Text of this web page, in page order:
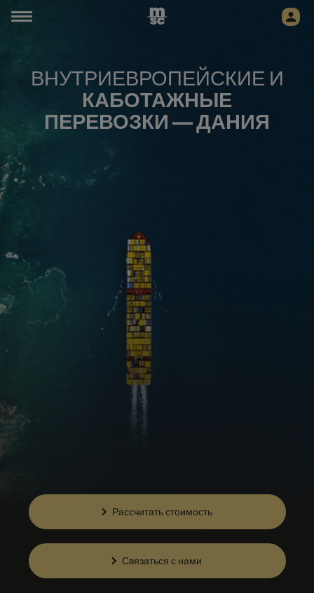
ВНУТРИЕВРОПЕЙСКИЕ И
КАБОТАЖНЫЕ
ПЕРЕВОЗКИ — ДАНИЯ
Рассчитать стоимость
Связаться с нами